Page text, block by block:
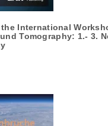
International
Tomography: 1.- 3.